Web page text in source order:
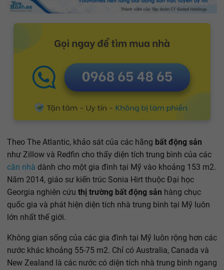
Theo The Atlantic, khảo sát của các hãng bất động sản
như Zillow và Redfin cho thấy diện tích trung bình của các
căn nhà dành cho một gia đình tại Mỹ vào khoảng 153 m2.
Năm 2014, giáo sư kiến trúc Sonia Hirt thuộc Đại học
Georgia nghiên cứu thị trường bất động sản hàng chục
quốc gia và phát hiện diện tích nhà trung bình tại Mỹ luôn
lớn nhất thế giới.
Không gian sống của các gia đình tại Mỹ luôn rộng hơn các
nước khác khoảng 55-75 m2. Chỉ có Australia, Canada và
New Zealand là các nước có diện tích nhà trung bình ngang